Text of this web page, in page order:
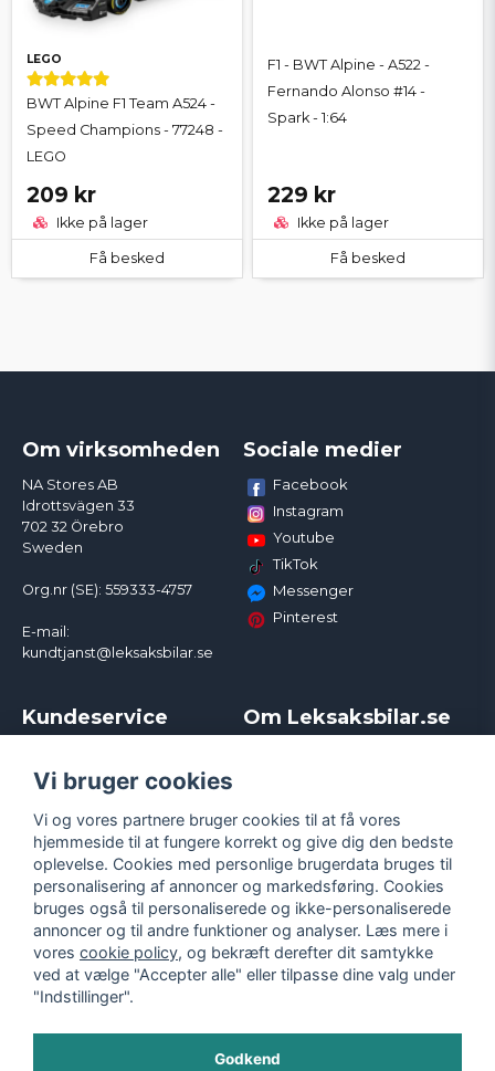
LEGO
BWT Alpine F1 Team A524 -
Speed Champions - 77248 -
LEGO
209 kr
Ikke på lager
Få besked
F1 - BWT Alpine - A522 -
Fernando Alonso #14 -
Spark - 1:64
229 kr
Ikke på lager
Få besked
Om virksomheden
NA Stores AB
Idrottsvägen 33
702 32 Örebro
Sweden
Org.nr (SE): 559333-4757
E-mail:
kundtjanst@leksaksbilar.se
Sociale medier
Facebook
Instagram
Youtube
TikTok
Messenger
Pinterest
Kundeservice
Kampagner og rabatter
Reklamation
Policy chase cars
Returnera
Logga in
Om Leksaksbilar.se
Handelsbetingelser
Persondatapolitik
Cookies
Vi bruger cookies
Vi og vores partnere bruger cookies til at få vores
hjemmeside til at fungere korrekt og give dig den bedste
oplevelse. Cookies med personlige brugerdata bruges til
personalisering af annoncer og markedsføring. Cookies
bruges også til personaliserede og ikke-personaliserede
annoncer og til andre funktioner og analyser. Læs mere i
vores cookie policy, og bekræft derefter dit samtykke
ved at vælge "Accepter alle" eller tilpasse dine valg under
"Indstillinger".
Godkend